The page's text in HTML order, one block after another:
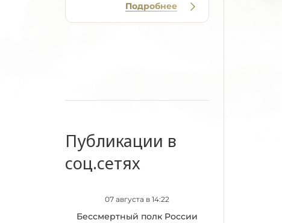
Подробнее
Публикации в
соц.сетях
07 августа в 14:22
Бессмертный полк России